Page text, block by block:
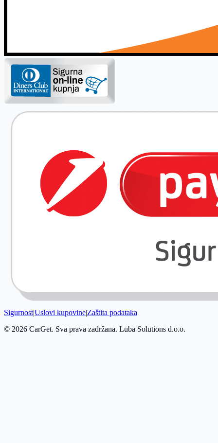
Sigurnost|Uslovi kupovine|Zaštita podataka
© 2026 CarGet. Sva prava zadržana. Luba Solutions d.o.o.